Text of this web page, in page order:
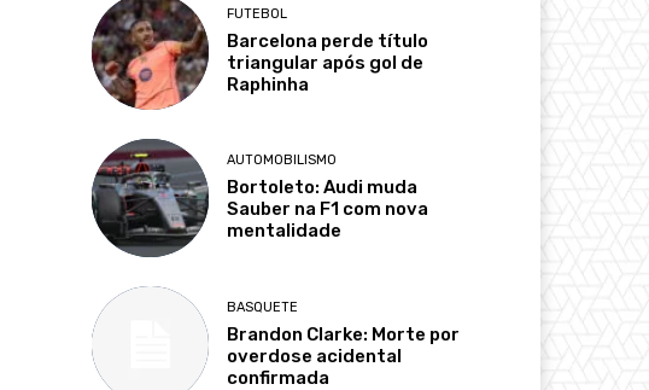
FUTEBOL
Barcelona perde título
triangular após gol de
Raphinha
AUTOMOBILISMO
Bortoleto: Audi muda
Sauber na F1 com nova
mentalidade
BASQUETE
Brandon Clarke: Morte por
overdose acidental
confirmada